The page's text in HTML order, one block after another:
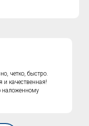
четко, быстро.
и качественная!
наложенному